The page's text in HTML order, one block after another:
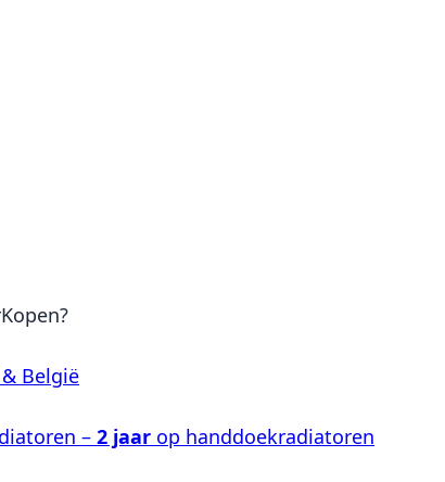
België
– 2 jaar op handdoekradiatoren